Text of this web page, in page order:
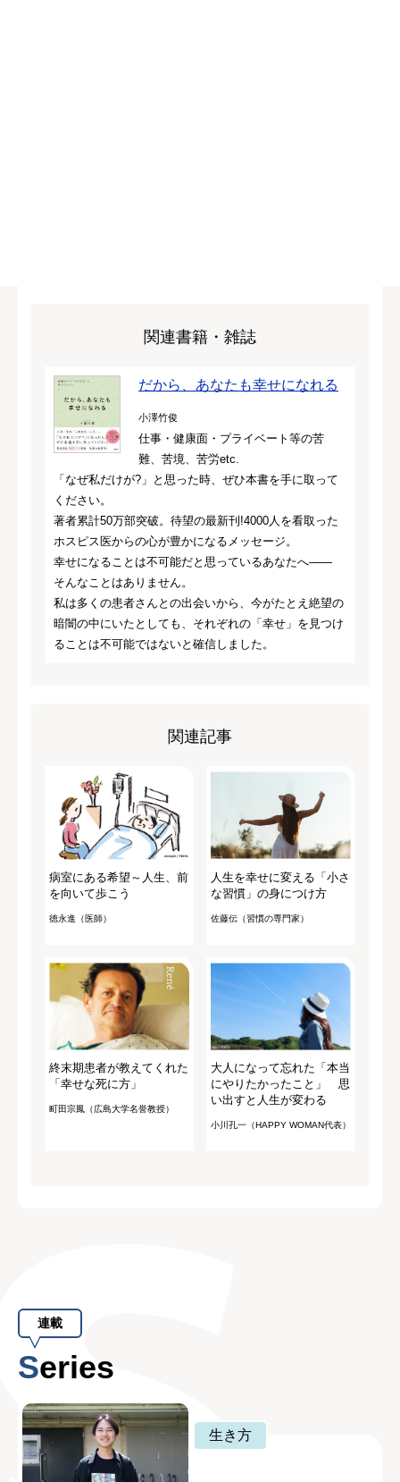
関連書籍・雑誌
だから、あなたも幸せになれる
小澤竹俊
仕事・健康面・プライベート等の苦
難、苦境、苦労etc.
「なぜ私だけが?」と思った時、ぜひ本書を手に取って
ください。
著者累計50万部突破。待望の最新刊!4000人を看取った
ホスピス医からの心が豊かになるメッセージ。
幸せになることは不可能だと思っているあなたへ――
そんなことはありません。
私は多くの患者さんとの出会いから、今がたとえ絶望の
暗闇の中にいたとしても、それぞれの「幸せ」を見つけ
ることは不可能ではないと確信しました。
関連記事
病室にある希望～人生、前
を向いて歩こう
徳永進（医師）
人生を幸せに変える「小さ
な習慣」の身につけ方
佐藤伝（習慣の専門家）
終末期患者が教えてくれた
「幸せな死に方」
町田宗鳳（広島大学名誉教授）
大人になって忘れた「本当
にやりたかったこと」 思
い出すと人生が変わる
小川孔一（HAPPY WOMAN代表）
連載
Series
生き方